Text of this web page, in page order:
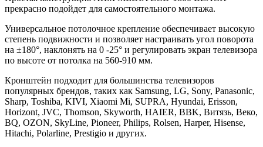
прекрасно подойдет для самостоятельного монтажа.
Универсальное потолочное крепление обеспечивает высокую
степень подвижности и позволяет настраивать угол поворота
на ±180°, наклонять на 0 -25° и регулировать экран телевизора
по высоте от потолка на 560-910 мм.
Кронштейн подходит для большинства телевизоров
популярных брендов, таких как Samsung, LG, Sony, Panasonic,
Sharp, Toshiba, KIVI, Xiaomi Mi, SUPRA, Hyundai, Erisson,
Horizont, JVC, Thomson, Skyworth, HAIER, BBK, Витязь, Веко,
BQ, OZON, SkyLine, Pioneer, Philips, Rolsen, Harper, Hisense,
Hitachi, Polarline, Prestigio и других.